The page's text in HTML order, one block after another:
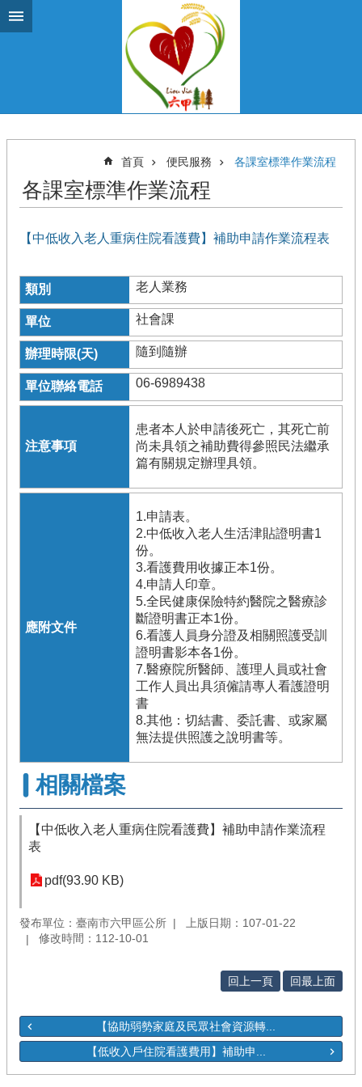
跳到主要內容區塊
首頁 便民服務 各課室標準作業流程
各課室標準作業流程
【中低收入老人重病住院看護費】補助申請作業流程表
老人業務
社會課
隨到隨辦
06-6989438
患者本人於申請後死亡，其死亡前
尚未具領之補助費得參照民法繼承
篇有關規定辦理具領。
1.申請表。
2.中低收入老人生活津貼證明書1
份。
3.看護費用收據正本1份。
4.申請人印章。
5.全民健康保險特約醫院之醫療診
斷證明書正本1份。
6.看護人員身分證及相關照護受訓
證明書影本各1份。
7.醫療院所醫師、護理人員或社會
工作人員出具須僱請專人看護證明
書
8.其他：切結書、委託書、或家屬
無法提供照護之說明書等。
相關檔案
【中低收入老人重病住院看護費】補助申請作業流程
表
pdf(93.90 KB)
發布單位：臺南市六甲區公所
上版日期：107-01-22
修改時間：112-10-01
回上一頁 回最上面
【協助弱勢家庭及民眾社會資源轉...
【低收入戶住院看護費用】補助申...